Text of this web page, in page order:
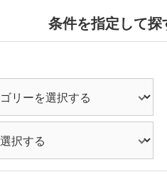
条件を指定して探